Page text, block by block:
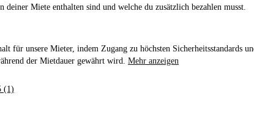
deiner Miete enthalten sind und welche du zusätzlich bezahlen musst.
für unsere Mieter, indem Zugang zu höchsten Sicherheitsstandards
der Mietdauer gewährt wird. Mehr anzeigen
(1)